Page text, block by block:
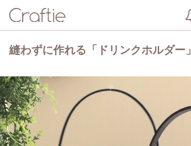
縫わずに作れる「ドリンクホルダー」